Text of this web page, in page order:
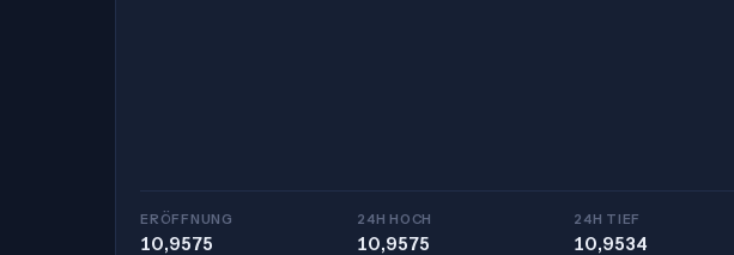
ERÖFFNUNG
10,9575
24H HOCH
10,9575
24H TIEF
10,9534